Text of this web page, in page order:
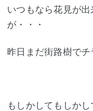
いつもなら花見が
が・・・
昨日まだ街路樹でチ
もしかしてもしかし